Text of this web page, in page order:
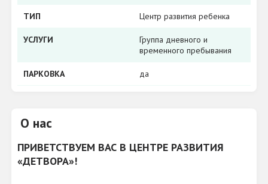
О нас
ПРИВЕТСТВУЕМ ВАС В ЦЕНТРЕ РАЗВИТИЯ
«ДЕТВОРА»!
ТИП Центр развития ребенка
УСЛУГИ
Группа дневного и
временного пребывания
ПАРКОВКА да